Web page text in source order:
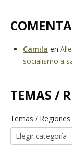
Camila en
socialismo a
TEMAS /
Temas / Regiones